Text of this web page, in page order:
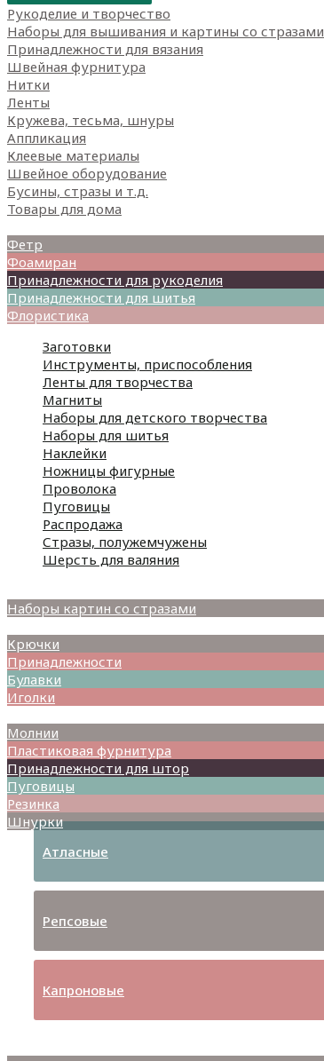
Рукоделие и творчество
Наборы для вышивания и картины со стразами
Принадлежности для вязания
Швейная фурнитура
Нитки
Ленты
Кружева, тесьма, шнуры
Аппликация
Клеевые материалы
Швейное оборудование
Бусины, стразы и т.д.
Товары для дома
Фетр
Фоамиран
Принадлежности для рукоделия
Принадлежности для шитья
Флористика
Заготовки
Инструменты, приспособления
Ленты для творчества
Магниты
Наборы для детского творчества
Наборы для шитья
Наклейки
Ножницы фигурные
Проволока
Пуговицы
Распродажа
Стразы, полужемчужены
Шерсть для валяния
Наборы картин со стразами
Крючки
Принадлежности
Булавки
Иголки
Молнии
Пластиковая фурнитура
Принадлежности для штор
Пуговицы
Резинка
Шнурки
Атласные
Репсовые
Капроновые